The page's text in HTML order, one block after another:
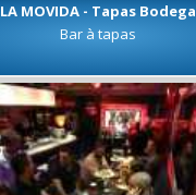
LA MOVIDA - Tapas Bodega
Bar à tapas